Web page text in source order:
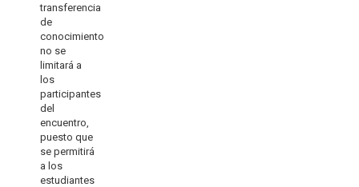
transferencia
de
conocimiento
no se
limitará a
los
participantes
del
encuentro,
puesto que
se permitirá
a los
estudiantes